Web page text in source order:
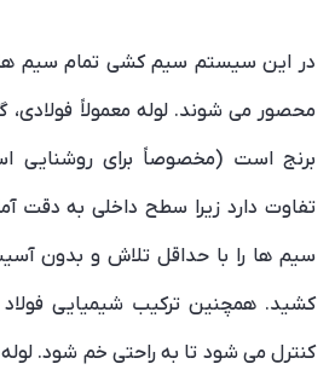
در این سیستم سیم کشی تمام سیم ها
محصور می شوند. لوله معمولاً فولادی،
برنج است (مخصوصاً برای روشنایی
تفاوت دارد زیرا سطح داخلی به دقت
سیم ها را با حداقل تلاش و بدون
کشید. همچنین ترکیب شیمیایی
کنترل می شود تا به راحتی خم شود. لوله